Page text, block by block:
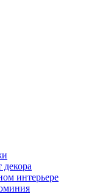
интерьере